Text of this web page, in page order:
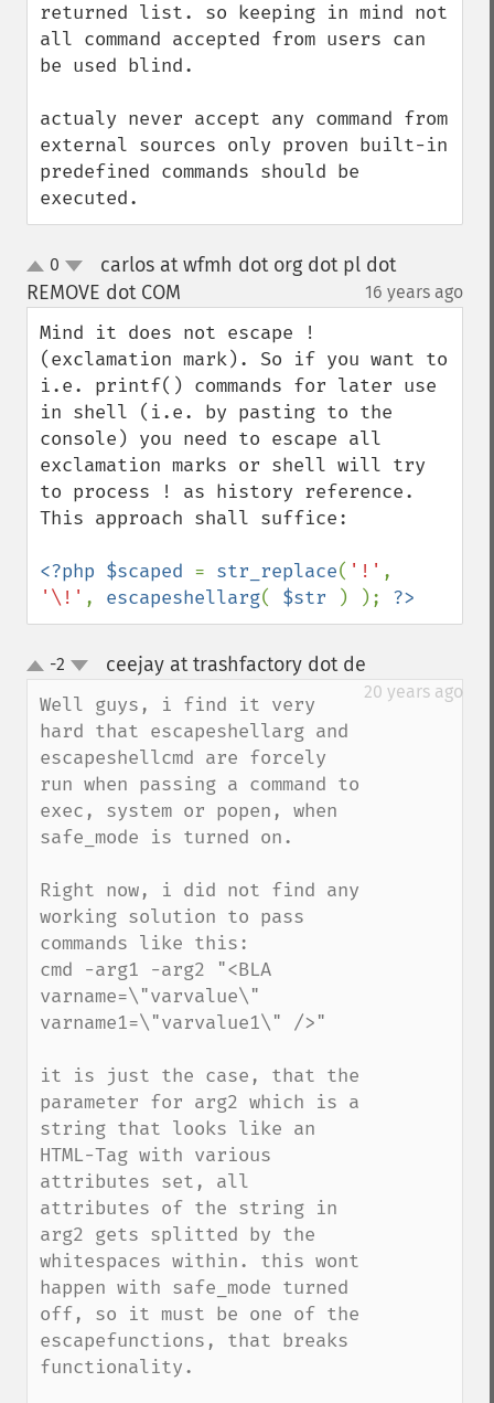
returned list. so keeping in mind not
all command accepted from users can
be used blind.
actualy never accept any command from
external sources only proven built-in
predefined commands should be
executed.
up
down
0
carlos at wfmh dot org dot pl dot
REMOVE dot COM
16 years ago
Mind it does not escape !
(exclamation mark). So if you want to
i.e. printf() commands for later use
in shell (i.e. by pasting to the
console) you need to escape all
exclamation marks or shell will try
to process ! as history reference.
This approach shall suffice:
<?php $scaped = str_replace( '!'
'\!' , escapeshellarg( $str ) ); ?>
up
down
-2 ceejay at trashfactory dot de
20 years ago
Well guys, i find it very
hard that escapeshellarg and
escapeshellcmd are forcely
run when passing a command to
exec, system or popen, when
safe_mode is turned on.
Right now, i did not find any
working solution to pass
commands like this:
cmd -arg1 -arg2 "<BLA
varname=\"varvalue\"
varname1=\"varvalue1\" />"
it is just the case, that the
parameter for arg2 which is a
string that looks like an
HTML-Tag with various
attributes set, all
attributes of the string in
arg2 gets splitted by the
whitespaces within. this wont
happen with safe_mode turned
off, so it must be one of the
escapefunctions, that breaks
functionality.